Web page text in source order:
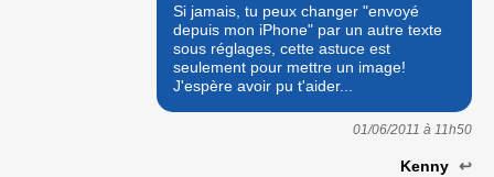
Si jamais, tu peux changer "envoyé
depuis mon iPhone" par un autre texte
sous réglages, cette astuce est
seulement pour mettre un image!
J'espère avoir pu t'aider...
01/06/2011 à 11h50
Kenny ↩